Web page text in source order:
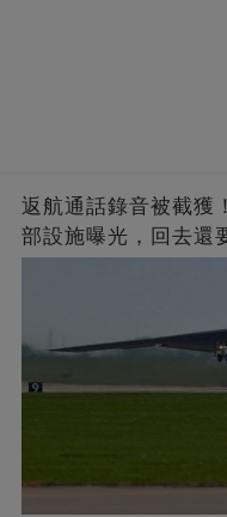
返航通話錄音被截獲
部設施曝光，回去還